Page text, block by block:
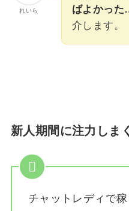
れいら
ばよかった
介します。
新人期間に注力しま
チャットレディで